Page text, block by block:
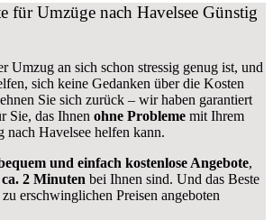
für Umzüge nach Havelsee Günstig
Umzug an sich schon stressig genug ist, und
sich keine Gedanken über die Kosten
Sie sich zurück – wir haben garantiert
Sie, das Ihnen ohne Probleme mit Ihrem
nach Havelsee helfen kann.
und einfach kostenlose Angebote,
ca. 2 Minuten bei Ihnen sind. Und das Beste
erschwinglichen Preisen angeboten